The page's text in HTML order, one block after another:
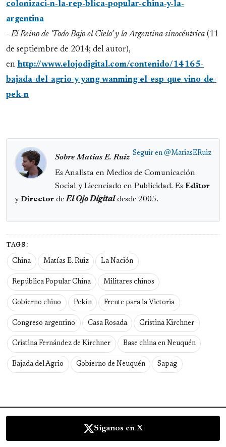
colonizaci-n-la-rep-blica-popular-china-y-la-
argentina
- El Reino de 'Todo Bajo el Cielo' y la Argentina sinocéntrica (11
de septiembre de 2014; del autor),
en http://www.elojodigital.com/contenido/14165-
bajada-del-agrio-y-yang-wanming-el-esp-que-vino-de-
pek-n
Seguir en @MatiasERuiz
Sobre Matias E. Ruiz
Es Analista en Medios de Comunicación
Social y Licenciado en Publicidad. Es Editor
y Director deEl Ojo Digitaldesde 2005.
TAGS:
China Matías E. Ruiz La Nación
República Popular China Militares chinos
Gobierno chino Pekín Frente para la Victoria
Congreso argentino Casa Rosada Cristina Kirchner
Cristina Fernández de Kirchner Base china en Neuquén
Bajada del Agrio Gobierno de Neuquén Sapag
Síganos en X